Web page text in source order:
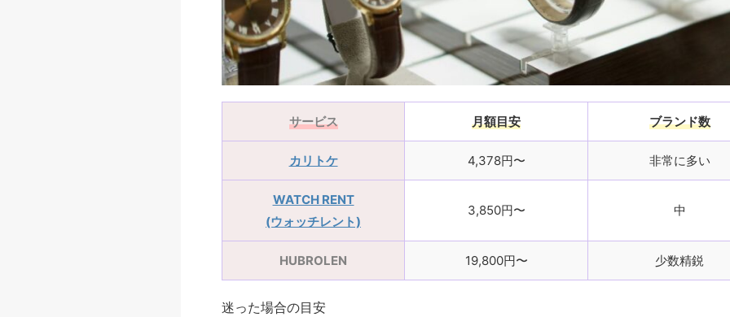
サービス 月額目安 ブランド数
カリトケ 4,378円〜 非常に多い
WATCH RENT
(ウォッチレント)
3,850円〜 中
HUBROLEN 19,800円〜 少数精鋭
迷った場合の目安